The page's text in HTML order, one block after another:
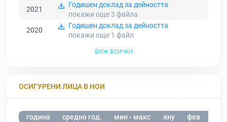
2021
Годишен доклад за дейността
покажи още 3 файла
2020
Годишен доклад за дейността
покажи още 1 файл
виж всички
ОСИГУРЕНИ ЛИЦА В НОИ
година средно год. мин - макс яну фев